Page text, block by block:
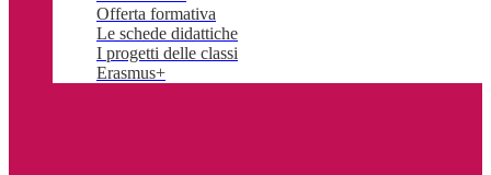
Offerta formativa
Le schede didattiche
I progetti delle classi
Erasmus+